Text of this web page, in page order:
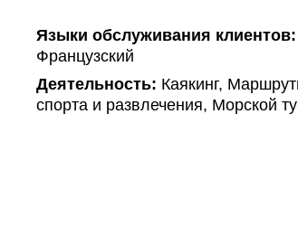
Языки обслуживания клиентов:
Французский
Деятельность: Каякинг,
спорта и развлечения, Морской